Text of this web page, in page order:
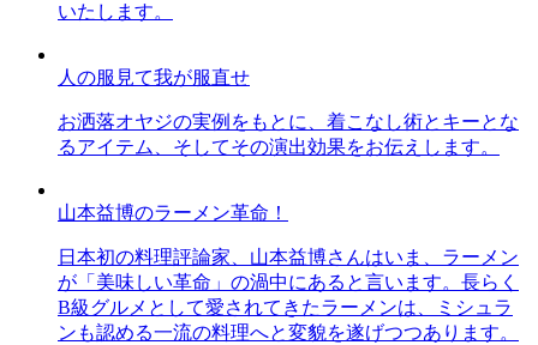
いたします。
人の服見て我が服直せ
お洒落オヤジの実例をもとに、着こなし術とキーとな
るアイテム、そしてその演出効果をお伝えします。
山本益博のラーメン革命！
日本初の料理評論家、山本益博さんはいま、ラーメン
が「美味しい革命」の渦中にあると言います。長らく
B級グルメとして愛されてきたラーメンは、ミシュラ
ンも認める一流の料理へと変貌を遂げつつあります。